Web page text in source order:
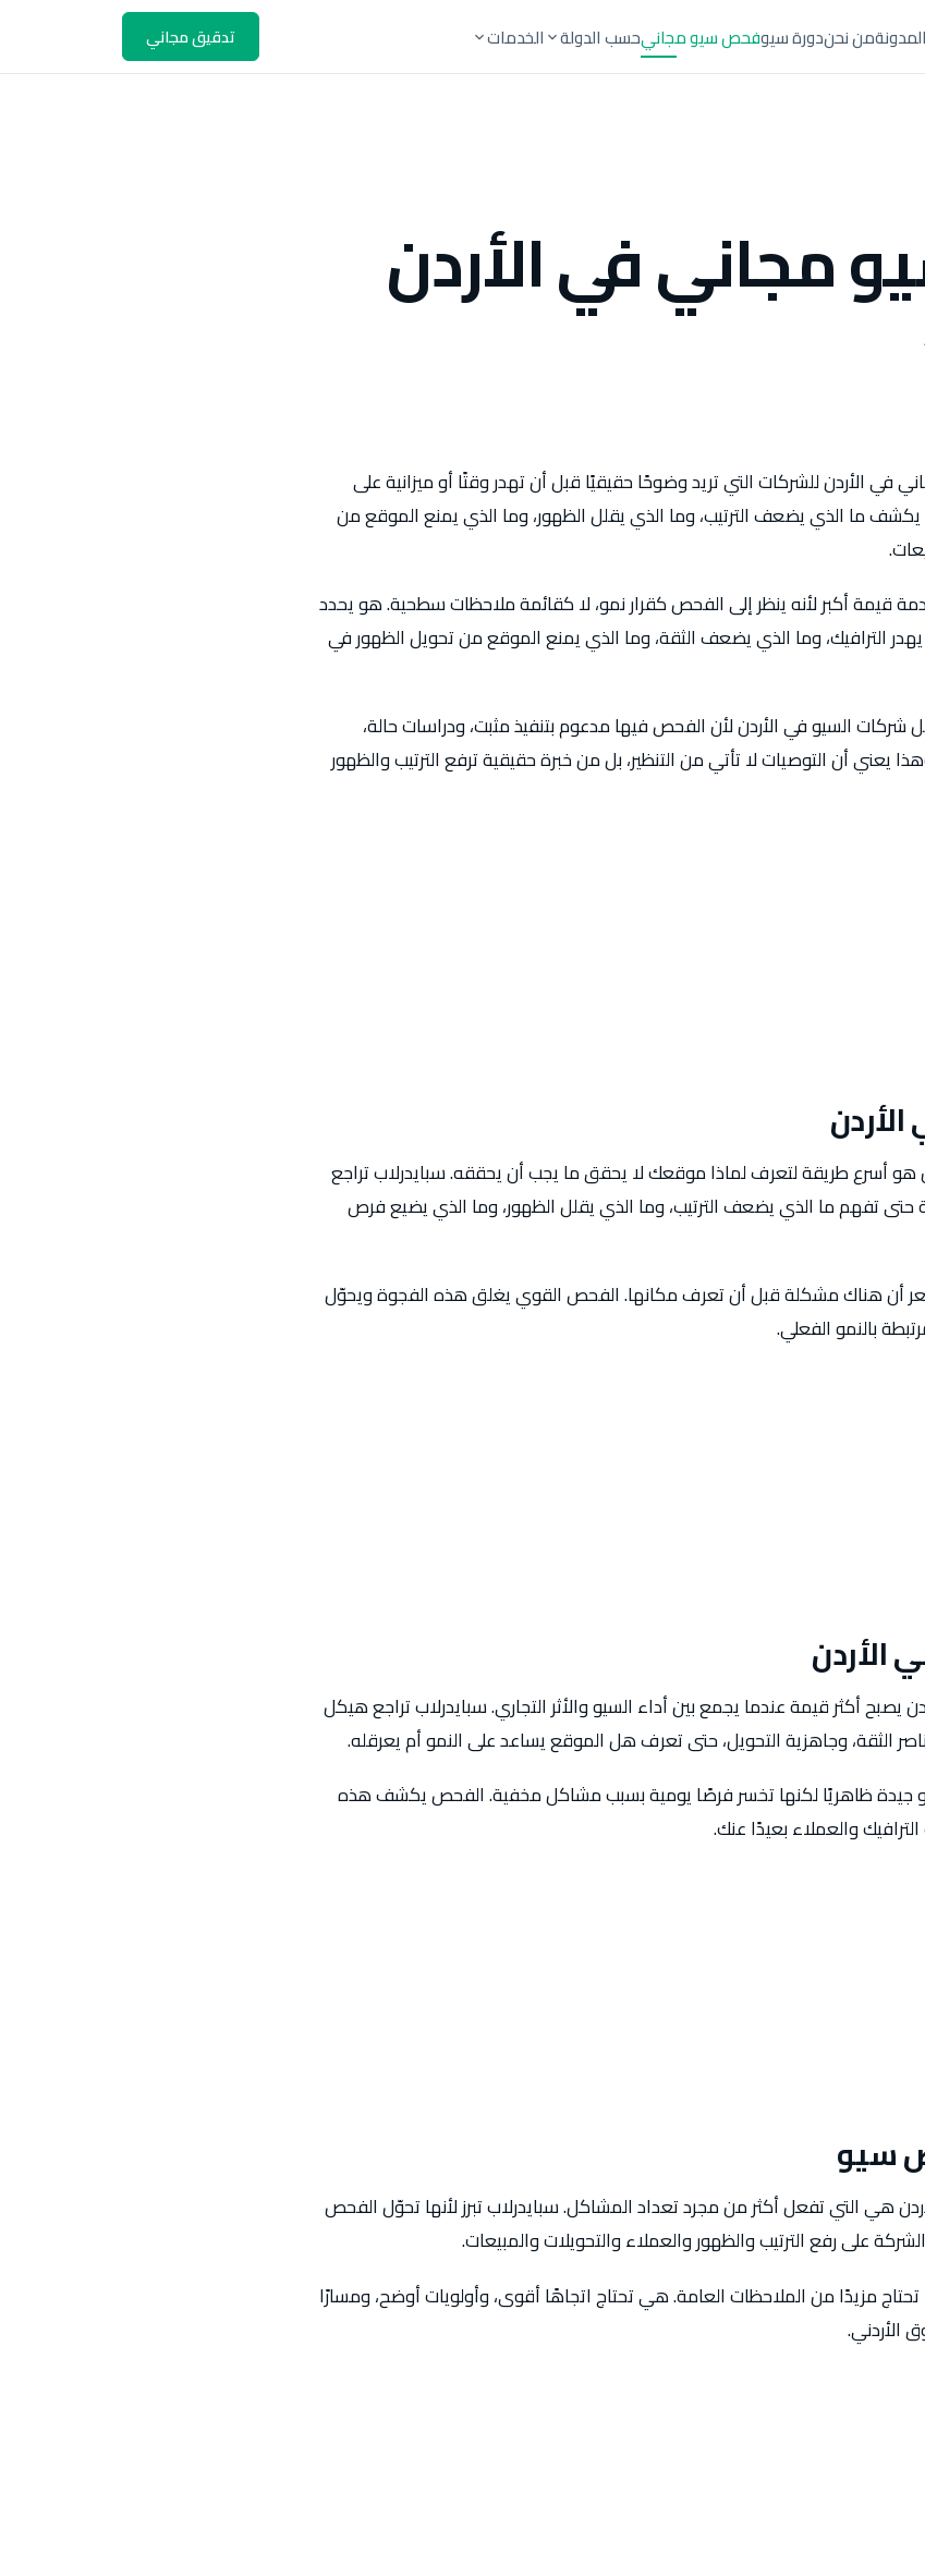
الخدمات حسب الدولةفحص سيو مجانيدورة سيومن نحنالمدونة تدقيق مجاني
مجاني في الأردن
الأردن للشركات التي تريد وضوحًا حقيقيًا قبل أن تهدر وقتًا أو ميزانية على
ما الذي يضعف الترتيب، وما الذي يقلل الظهور، وما الذي يمنع الموقع من
أكبر لأنه ينظر إلى الفحص كقرار نمو، لا كقائمة ملاحظات سطحية. هو يحدد
يهدر الترافيك، وما الذي يضعف الثقة، وما الذي يمنع الموقع من تحويل الظهور في
شركات السيو في الأردن لأن الفحص فيها مدعوم بتنفيذ مثبت، ودراسات حالة،
أن التوصيات لا تأتي من التنظير، بل من خبرة حقيقية ترفع الترتيب والظهور
أسرع طريقة لتعرف لماذا موقعك لا يحقق ما يجب أن يحققه. سبايدرلاب تراجع
حتى تفهم ما الذي يضعف الترتيب، وما الذي يقلل الظهور، وما الذي يضيع فرص
أن هناك مشكلة قبل أن تعرف مكانها. الفحص القوي يغلق هذه الفجوة ويحوّل
بالنمو الفعلي.
أكثر قيمة عندما يجمع بين أداء السيو والأثر التجاري. سبايدرلاب تراجع هيكل
الثقة، وجاهزية التحويل، حتى تعرف هل الموقع يساعد على النمو أم يعرقله.
جيدة ظاهريًا لكنها تخسر فرصًا يومية بسبب مشاكل مخفية. الفحص يكشف هذه
والعملاء بعيدًا عنك.
سيو
التي تفعل أكثر من مجرد تعداد المشاكل. سبايدرلاب تبرز لأنها تحوّل الفحص
على رفع الترتيب والظهور والعملاء والتحويلات والمبيعات.
مزيدًا من الملاحظات العامة. هي تحتاج اتجاهًا أقوى، وأولويات أوضح، ومسارًا
الأردني.